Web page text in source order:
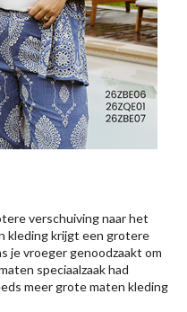
verschuiving naar het
kleding krijgt een grotere
je vroeger genoodzaakt om
speciaalzaak had
meer grote maten kleding